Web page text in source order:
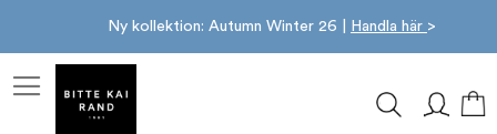
Ny kollektion: Autumn Winter 26 | Handla här >